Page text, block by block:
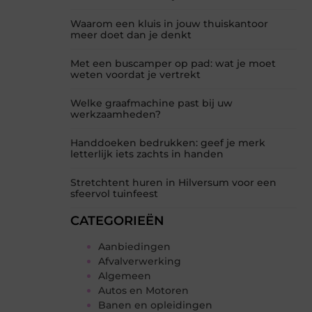
Waarom een kluis in jouw thuiskantoor
meer doet dan je denkt
Met een buscamper op pad: wat je moet
weten voordat je vertrekt
Welke graafmachine past bij uw
werkzaamheden?
Handdoeken bedrukken: geef je merk
letterlijk iets zachts in handen
Stretchtent huren in Hilversum voor een
sfeervol tuinfeest
CATEGORIEËN
Aanbiedingen
Afvalverwerking
Algemeen
Autos en Motoren
Banen en opleidingen